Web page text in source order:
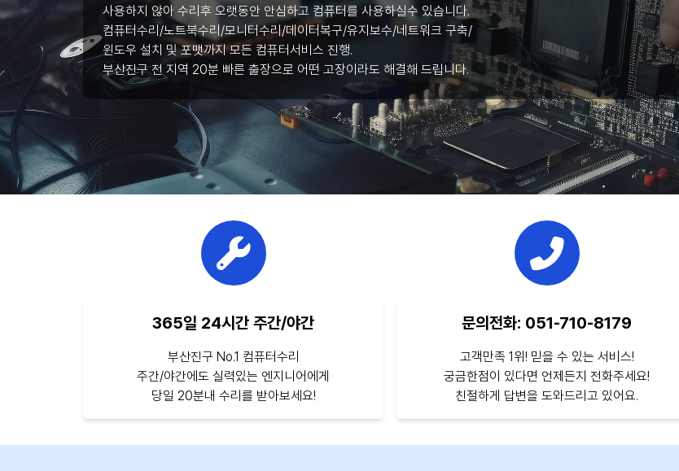
사용하지 않아 수리후 오랫동안 안심하고 컴퓨터를 사용하실수 있습니다.
컴퓨터수리/노트북수리/모니터수리/데이터복구/유지보수/네트워크 구축/
윈도우 설치 및 포맷까지 모든 컴퓨터서비스 진행.
부산진구 전 지역 20분 빠른 출장으로 어떤 고장이라도 해결해 드립니다.
365일 24시간 주간/야간
부산진구 No.1 컴퓨터수리
주간/야간에도 실력있는 엔지니어에게
당일 20분내 수리를 받아보세요!
문의전화: 051-710-8179
고객만족 1위! 믿을 수 있는 서비스!
궁금한점이 있다면 언제든지 전화주세요!
친절하게 답변을 도와드리고 있어요.